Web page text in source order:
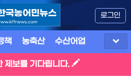
로그인
책 농축산 수산어업
제보를 기다립니다.